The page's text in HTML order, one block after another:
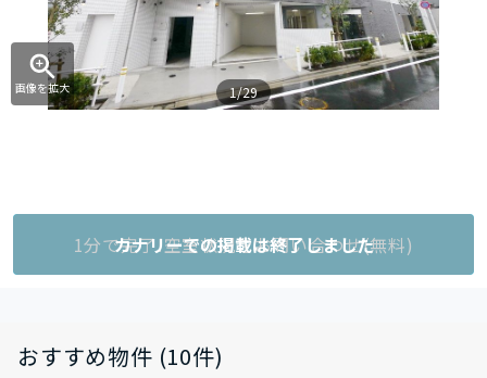
画像を拡大 1/29
1分で完了!空室状況をお問い合わせ(無料)
カナリーでの掲載は終了しました
おすすめ物件 (10件)